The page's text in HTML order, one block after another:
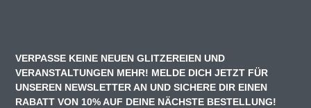
VERPASSE KEINE NEUEN GLITZEREIEN UND
VERANSTALTUNGEN MEHR! MELDE DICH JETZT FÜR
UNSEREN NEWSLETTER AN UND SICHERE DIR EINEN
RABATT VON 10% AUF DEINE NÄCHSTE BESTELLUNG!